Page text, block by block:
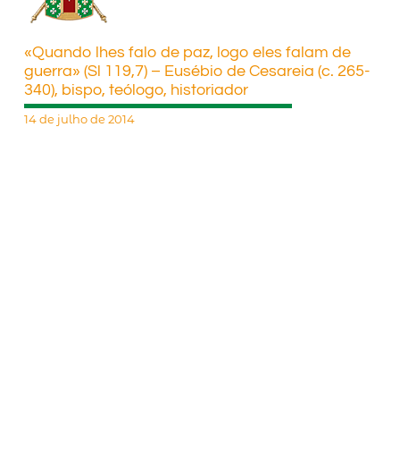
«Quando lhes falo de paz, logo eles falam de
guerra» (Sl 119,7) – Eusébio de Cesareia (c. 265-
340), bispo, teólogo, historiador
14 de julho de 2014